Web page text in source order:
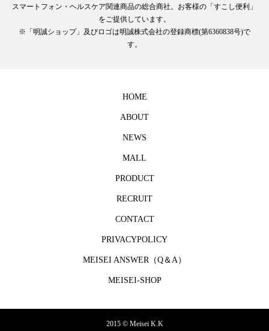
スマートフォン・ヘルスケア関連商品の総合商社。お客様の「すこし便利」
をご提供しています。
※「明誠ショップ」及びロゴは明誠株式会社の登録商標(第6360838号)で
す。
HOME
ABOUT
NEWS
MALL
PRODUCT
RECRUIT
CONTACT
PRIVACYPOLICY
MEISEI ANSWER（Q＆A）
MEISEI-SHOP
2015 © Meisei K.K